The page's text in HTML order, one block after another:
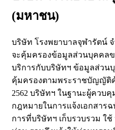
(มหาชน)
บริษัท โรงพยาบาลจุฬารัตน์
จะคุ้มครองข้อมูลส่วนบุคคล
บริการกับบริษัทฯ ข้อมูลส่วน
คุ้มครองตามพระราชบัญญัติ
2562 บริษัทฯ ในฐานะผู้คว
กฎหมายในการแจ้งเอกสาร
การที่บริษัทฯ เก็บรวบรวม ใ